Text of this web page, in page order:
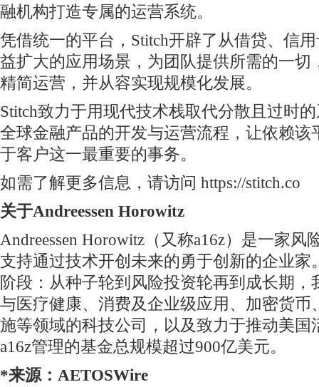
融机构打造专属的运营系统。
凭借统一的平台，Stitch开辟了从借贷、信
益扩大的应用场景，为团队提供所需的一切
精简运营，并从容实现规模化发展。
Stitch致力于用现代技术栈取代分散且过时
全球金融产品的开发与运营流程，让依赖该
于客户这一最重要的事务。
如需了解更多信息，请访问 https://stitch.co
关于Andreessen Horowitz
Andreessen Horowitz（又称a16z）是一家风
支持通过技术开创未来的勇于创新的企业家
阶段：从种子轮到风险投资轮再到成长期，
与医疗健康、消费及企业级应用、加密货币
施等领域的科技公司，以及致力于推动美国
a16z管理的基金总规模超过900亿美元。
*来源：AETOSWire